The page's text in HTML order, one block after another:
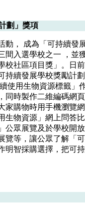
劃」獎項
動， 成為「可持續發
間入選學校之一 ，並
校社區項目獎」。日
持續發展學校獎勵計
使用生物資源標籤」
同時製作二維編碼網
家購物時用手機瀏覽
物資源」網上問答比
公眾展覽及於學校開
覽等，讓公眾了解「
明智採購選擇，把可